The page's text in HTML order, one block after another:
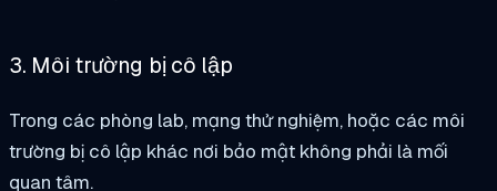
3. Môi trường bị cô lập
Trong các phòng lab, mạng thử nghiệm, hoặc các môi
trường bị cô lập khác nơi bảo mật không phải là mối
quan tâm.